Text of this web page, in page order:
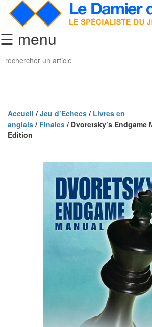
☰ menu
Jeu
d’Echecs
collection
Echiquiers
classiques
Echiquiers
électroniques
Accueil / Jeu d’Echecs / Livres en
anglais / Finales / Dvoretsky’s Endgame
Edition